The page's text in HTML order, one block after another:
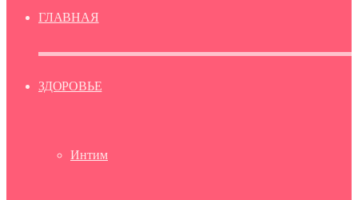
ГЛАВНАЯ
ЗДОРОВЬЕ
Интим